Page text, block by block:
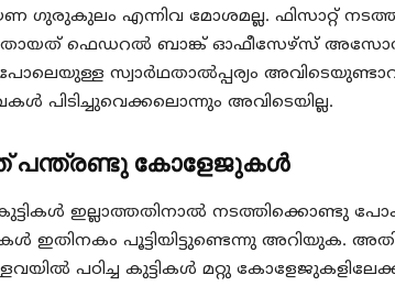
ഗുരുകുലം എന്നിവ മോശമല്ല. ഫിസാറ്റ്
ഫെഡറൽ ബാങ്ക് ഓഫീസേഴ്സ്
സ്വാർഥതാൽപ്പര്യം
പിടിച്ചുവെക്കലൊന്നും അവിടെയില്ല.
പന്ത്രണ്ടു കോളേജുകൾ
ഇല്ലാത്തതിനാൽ നടത്തിക്കൊണ്ടു
ഇതിനകം പൂട്ടിയിട്ടുണ്ടെന്നു അറിയുക.
പഠിച്ച കുട്ടികൾ മറ്റു